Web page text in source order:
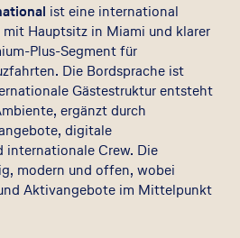
ist eine international
Hauptsitz in Miami und klarer
Plus-Segment für
Die Bordsprache ist
Gästestruktur entsteht
ergänzt durch
digitale
Crew. Die
modern und offen, wobei
Aktivangebote im Mittelpunkt